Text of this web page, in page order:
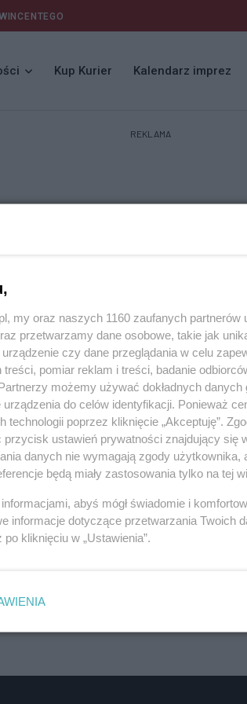
Kup Kurier Kalendarz imprez
REKLAMA
my oraz naszych 1160 zaufanych
przetwarzamy dane osobowe, takie jak
czy dane przeglądania w celu
pomiar reklam i treści, badanie
możemy używać dokładnych
do celów identyfikacji. Ponieważ
technologii poprzez kliknięcie „Akceptuję”.
ustawień prywatności znajdujący się
danych nie wymagają zgody
będą miały zastosowania tylko na tej
abyś mógł świadomie i
informacje dotyczące przetwarzania Twoich
po kliknięciu w „Ustawienia”.